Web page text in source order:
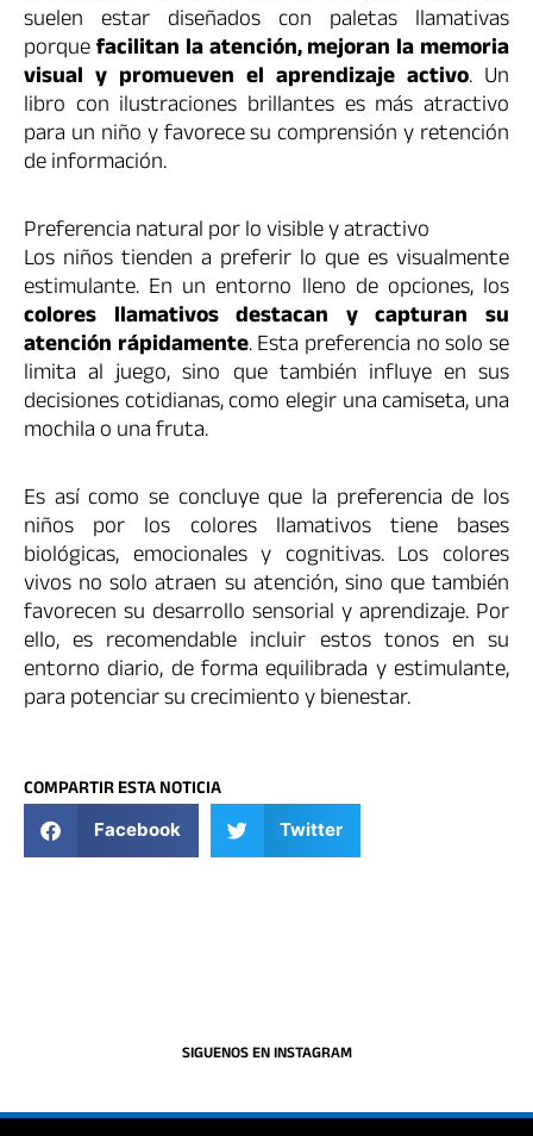
suelen estar diseñados con paletas llamativas
porquefacilitan la atención, mejoran la memoria
visual y promueven el aprendizaje activo. Un
libro con ilustraciones brillantes es más atractivo
para un niño y favorece su comprensión y retención
de información.
Preferencia natural por lo visible y atractivo
Los niños tienden a preferir lo que es visualmente
estimulante. En un entorno lleno de opciones, los
colores llamativos destacan y capturan su
atención rápidamente. Esta preferencia no solo se
limita al juego, sino que también influye en sus
decisiones cotidianas, como elegir una camiseta, una
mochila o una fruta.
Es así como se concluye que la preferencia de los
niños por los colores llamativos tiene bases
biológicas, emocionales y cognitivas. Los colores
vivos no solo atraen su atención, sino que también
favorecen su desarrollo sensorial y aprendizaje. Por
ello, es recomendable incluir estos tonos en su
entorno diario, de forma equilibrada y estimulante,
para potenciar su crecimiento y bienestar.
COMPARTIR ESTA NOTICIA
Facebook Twitter
SIGUENOS EN INSTAGRAM